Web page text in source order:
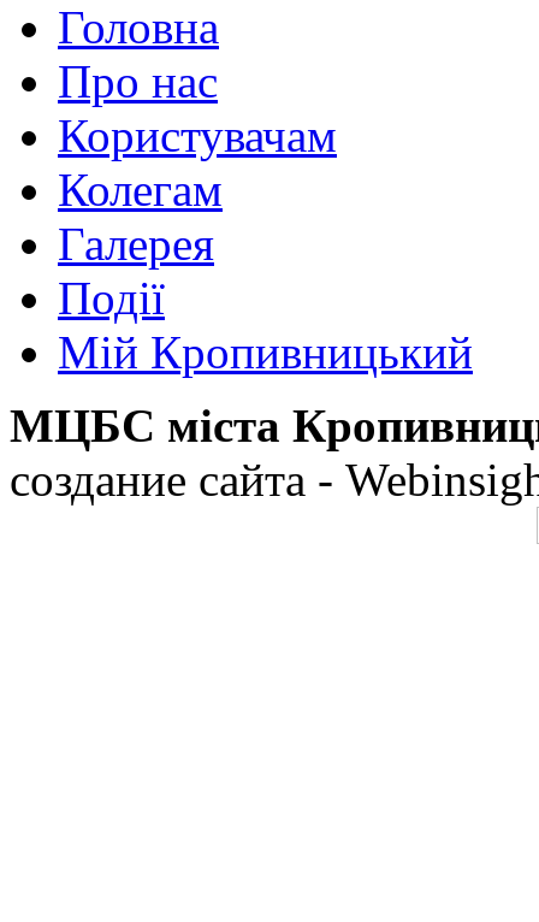
Головна
Про нас
Користувачам
Колегам
Галерея
Події
Мій Кропивницький
МЦБС міста
создание сайта -